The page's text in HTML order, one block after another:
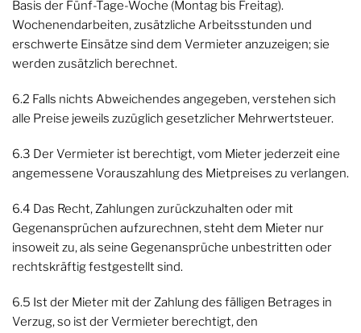
Basis der Fünf-Tage-Woche (Montag bis Freitag).
Wochenendarbeiten, zusätzliche Arbeitsstunden und
erschwerte Einsätze sind dem Vermieter anzuzeigen; sie
werden zusätzlich berechnet.
6.2 Falls nichts Abweichendes angegeben, verstehen sich
alle Preise jeweils zuzüglich gesetzlicher Mehrwertsteuer.
6.3 Der Vermieter ist berechtigt, vom Mieter jederzeit eine
angemessene Vorauszahlung des Mietpreises zu verlangen.
6.4 Das Recht, Zahlungen zurückzuhalten oder mit
Gegenansprüchen aufzurechnen, steht dem Mieter nur
insoweit zu, als seine Gegenansprüche unbestritten oder
rechtskräftig festgestellt sind.
6.5 Ist der Mieter mit der Zahlung des fälligen Betrages in
Verzug, so ist der Vermieter berechtigt, den